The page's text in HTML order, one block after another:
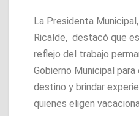
La Presidenta
Ricalde, destacó que
reflejo del trabajo
Gobierno Municipal
destino y brindar
quienes eligen